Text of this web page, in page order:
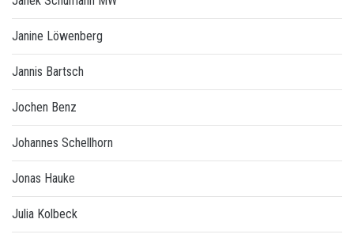
Janine Löwenberg
Jannis Bartsch
Jochen Benz
Johannes Schellhorn
Jonas Hauke
Julia Kolbeck